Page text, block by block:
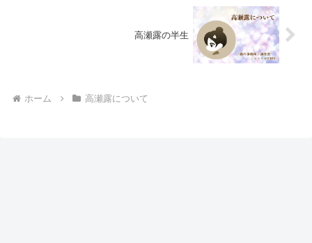
高瀬露の半生
ホーム 高瀬露について